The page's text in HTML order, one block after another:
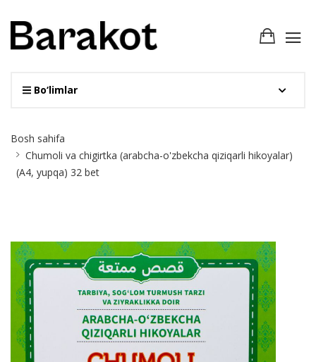
Bo‘limlar
Breadcrumb
Bosh sahifa
Chumoli va chigirtka (arabcha-o'zbekcha qiziqarli hikoyalar)
(А4, yupqa) 32 bet